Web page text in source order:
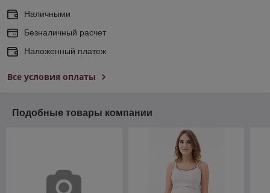
Наличными
Безналичный расчет
Наложенный платеж
Все условия оплаты
Подобные товары компании